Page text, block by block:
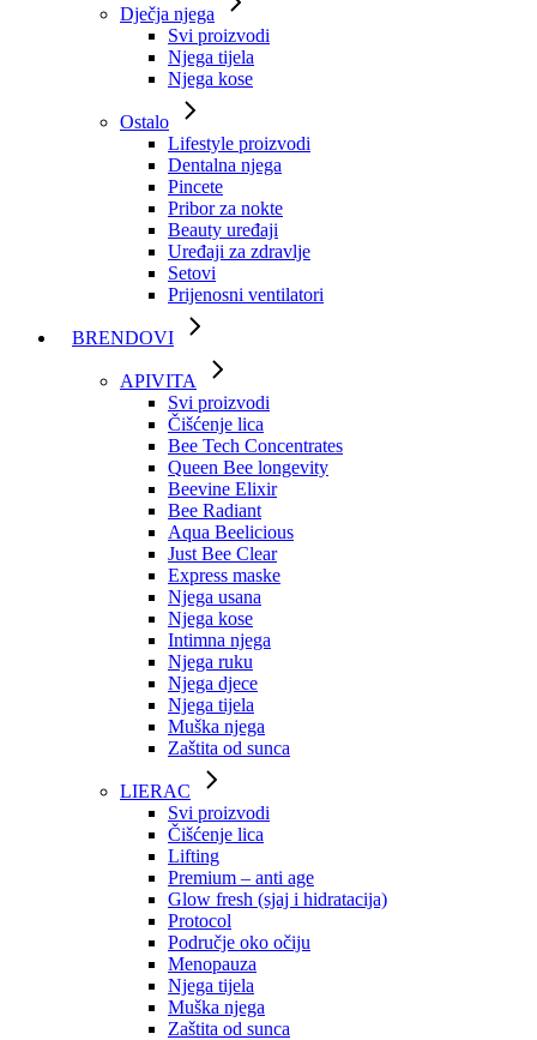
Dječja njega
Svi proizvodi
Njega tijela
Njega kose
Ostalo
Lifestyle proizvodi
Dentalna njega
Pincete
Pribor za nokte
Beauty uređaji
Uređaji za zdravlje
Setovi
Prijenosni ventilatori
BRENDOVI
APIVITA
Svi proizvodi
Čišćenje lica
Bee Tech Concentrates
Queen Bee longevity
Beevine Elixir
Bee Radiant
Aqua Beelicious
Just Bee Clear
Express maske
Njega usana
Njega kose
Intimna njega
Njega ruku
Njega djece
Njega tijela
Muška njega
Zaštita od sunca
LIERAC
Svi proizvodi
Čišćenje lica
Lifting
Premium – anti age
Glow fresh (sjaj i hidratacija)
Protocol
Područje oko očiju
Menopauza
Njega tijela
Muška njega
Zaštita od sunca